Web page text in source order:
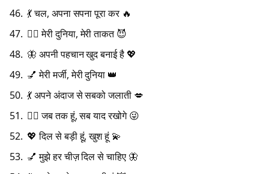
💃 चल, अपना सपना पूरा कर 🔥
💁‍♀️ मेरी दुनिया, मेरी ताकत 😈
🦋 अपनी पहचान खुद बनाई है 💖
💅 मेरी मर्जी, मेरी दुनिया 👑
💃 अपने अंदाज से सबको जलाती 💋
💁‍♀️ जब तक हूं, सब याद रखोगे 😜
💖 दिल से बड़ी हूं, खुश हूं 💫
💅 मुझे हर चीज़ दिल से चाहिए 🦋